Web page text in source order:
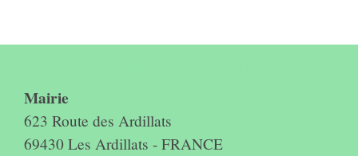
Mairie
623 Route des Ardillats
69430 Les Ardillats - FRANCE